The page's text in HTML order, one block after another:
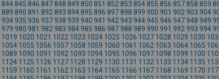
844845 846 847848 849 850 851 852 853 854855 856 857858 859
889 890 891 892 893 894895 896 897898 899 900 901 902 903 904
934935 936 937938 939 940 941 942 943 944945 946 947948 949
979 980 981 982 983 984985 986 987988 989 990 991 992 993 994
1019 1020 1021 1022 1023 1024 1025 1026 1027 1028 1029 1030
1054 1055 1056 1057 1058 1059 1060 1061 1062 1063 1064 1065
1089 1090 1091 1092 1093 1094 1095 1096 1097 1098 1099 1100
1124 1125 1126 1127 1128 1129 1130 1131 1132 1133 1134 1135
1159 1160 1161 1162 1163 1164 1165 1166 1167 1168 1169 1170